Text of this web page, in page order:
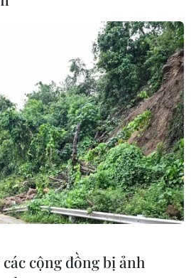
thuận về tuyến vận tải qua
cộng đồng bị ảnh